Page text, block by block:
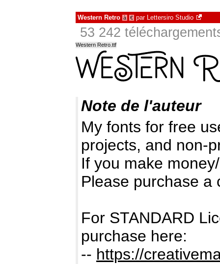
Western Retro à € par Lettersiro Studio
53 242
Western Retro.ttf
Note de l'auteur
My fonts for free
projects, and non-
If you make
Please purchase a
For STANDARD
purchase here:
-- https://